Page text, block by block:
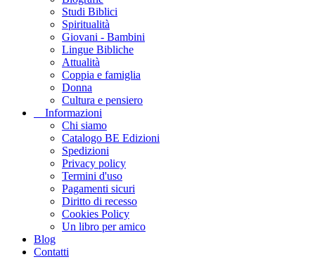
Studi Biblici
Spiritualità
Giovani - Bambini
Lingue Bibliche
Attualità
Coppia e famiglia
Donna
Cultura e pensiero
Informazioni
Chi siamo
Catalogo BE Edizioni
Spedizioni
Privacy policy
Termini d'uso
Pagamenti sicuri
Diritto di recesso
Cookies Policy
Un libro per amico
Blog
Contatti